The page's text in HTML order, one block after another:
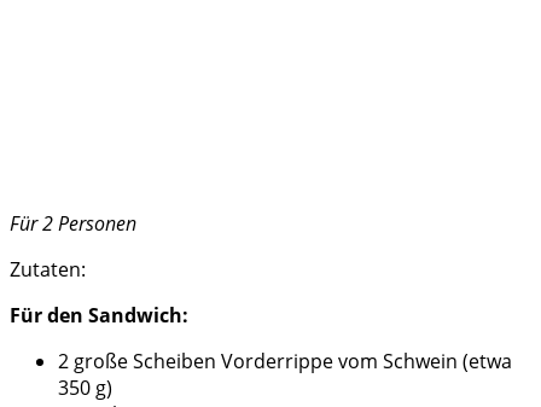
Für 2 Personen
Zutaten:
Für den Sandwich:
2 große Scheiben Vorderrippe vom Schwein (etwa
350 g)